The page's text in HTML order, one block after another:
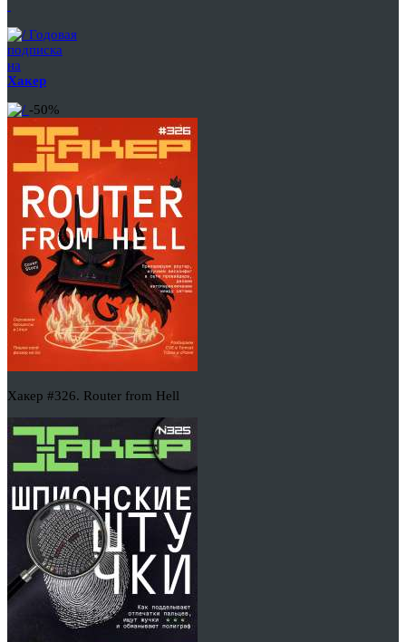
Годовая
подписка
на
Хакер
-50%
Хакер #326. Router from Hell